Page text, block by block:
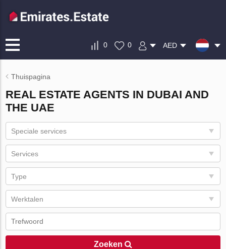
0 0 AED
Thuispagina
REAL ESTATE AGENTS IN DUBAI AND
THE UAE
Speciale services
Services
Type
Werktalen
Zoeken